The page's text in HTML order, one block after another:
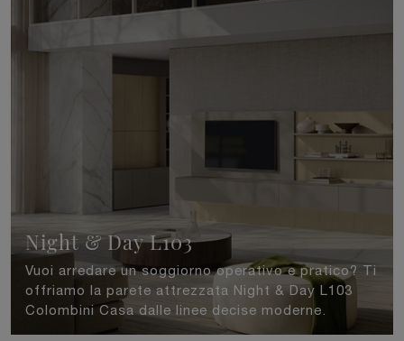
Night & Day L103
Vuoi arredare un soggiorno operativo e pratico? Ti
offriamo la parete attrezzata Night & Day L103
Colombini Casa dalle linee decise moderne.